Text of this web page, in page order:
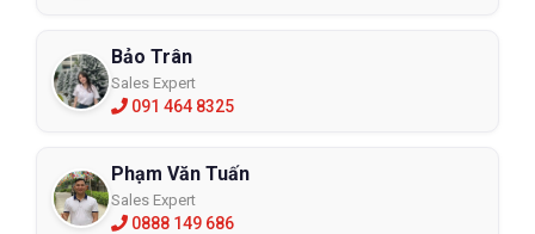
Bảo Trân
Sales Expert
091 464 8325
Phạm Văn Tuấn
Sales Expert
0888 149 686